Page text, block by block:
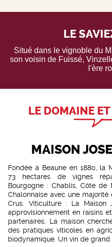
LE
Situé dans le vignoble du
son voisin de Fuissé,
l'ère
LE DOMAINE
MAISON
Fondée à Beaune en 1880, la
73 hectares de vignes
Bourgogne : Chablis, Côte
Chalonnaise avec une
Crus. Viticulture : La Maison
approvisionnement en raisins
partenaires. La maison
des pratiques viticoles en
biodynamique. Un vin de grand